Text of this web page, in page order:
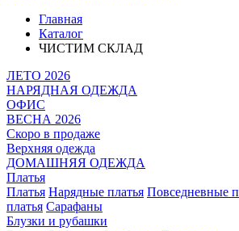
Главная
Каталог
ЧИСТИМ СКЛАД
ЛЕТО 2026
НАРЯДНАЯ ОДЕЖДА
ОФИС
ВЕСНА 2026
Скоро в продаже
Верхняя одежда
ДОМАШНЯЯ ОДЕЖДА
Платья
Платья Нарядные платья Повседневные
платья Сарафаны
Блузки и рубашки